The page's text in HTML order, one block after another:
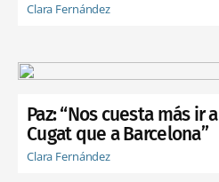
Clara Fernández
Paz: “Nos cuesta más ir
Cugat que a Barcelona”
Clara Fernández